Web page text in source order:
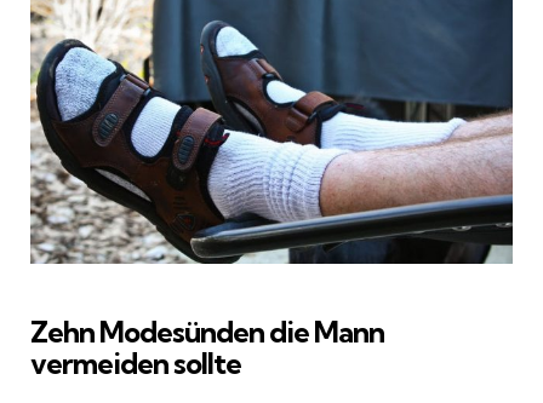
Zehn Modesünden die Mann
vermeiden sollte